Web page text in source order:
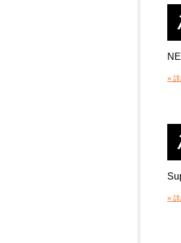
»
»